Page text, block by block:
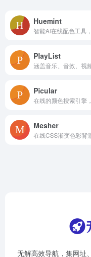
Huemint
PlayList
Picular
Mesher
无解高效导航，集网址